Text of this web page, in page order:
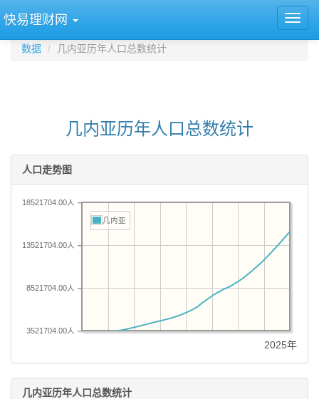
快易理财网
数据 几内亚历年人口总数统计
几内亚历年人口总数统计
人口走势图
3521704.00人
8521704.00人
13521704.00人
18521704.00人
几内亚
2025年
几内亚历年人口总数统计